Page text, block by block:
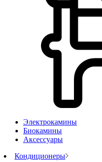
Электрокамины
Биокамины
Аксессуары
Кондиционеры